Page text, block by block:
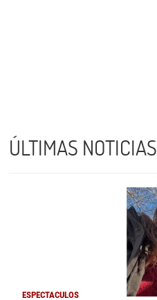
ÚLTIMAS NOTICIAS
ESPECTACULOS